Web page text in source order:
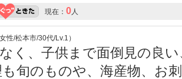
現在： 0人
性/松本市/30代/Lv.1）
く、子供まで面倒見の良
旬のものや、海産物、お